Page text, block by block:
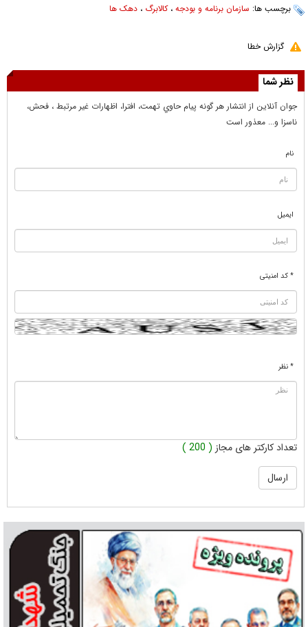
برچسب ها: سازمان برنامه و بودجه ،کالابرگ ، دهک ها
گزارش خطا
نظر شما
جوان آنلاين از انتشار هر گونه پيام حاوي تهمت، افترا، اظهارات غير مرتبط ، فحش،
ناسزا و... معذور است
نام
ایمیل
* کد امنیتی
* نظر
تعداد کارکتر های مجاز ( 200 )